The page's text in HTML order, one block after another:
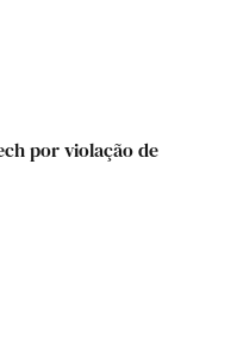
por violação de